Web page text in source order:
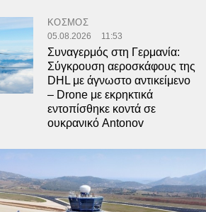
ΚΟΣΜΟΣ
05.08.2026 11:53
Συναγερμός στη Γερμανία:
Σύγκρουση αεροσκάφους της
DHL με άγνωστο αντικείμενο
– Drone με εκρηκτικά
εντοπίσθηκε κοντά σε
ουκρανικό Antonov